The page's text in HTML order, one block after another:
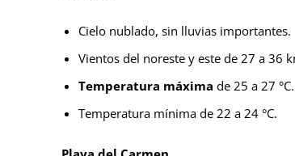
Cielo nublado, sin lluvias importantes.
Vientos del noreste y este de 27 a 36
Temperatura máxima de 25 a 27 °C.
Temperatura mínima de 22 a 24 °C.